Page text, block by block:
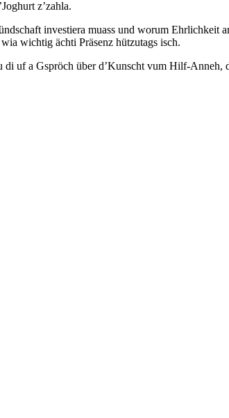
z’zahla.
investiera muass und worum Ehrlichkeit
wichtig ächti Präsenz hützutags isch.
uf a Gspröch über d’Kunscht vum Hilf-Anneh,